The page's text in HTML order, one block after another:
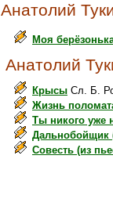
Анатолий
Моя
Анатолий
Крысы Сл. Б.
Жизнь
Ты никого уже
Дальнобойщик
Совесть (из